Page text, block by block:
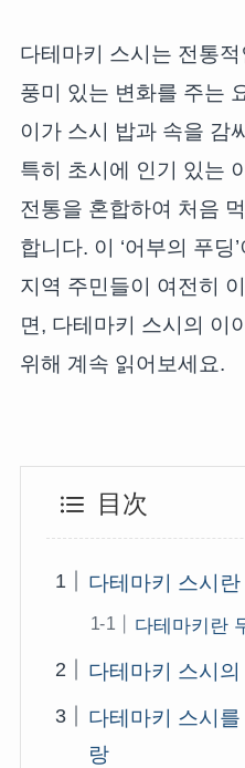
다테마키 스시는 전통
풍미 있는 변화를 주는
이가 스시 밥과 속을 감
특히 초시에 인기 있는
전통을 혼합하여 처음
합니다. 이 ‘어부의 푸딩
지역 주민들이 여전히
면, 다테마키 스시의 이
위해 계속 읽어보세요.
目次
다테마키 스시
다테마키란
다테마키 스시
다테마키 스시
랑